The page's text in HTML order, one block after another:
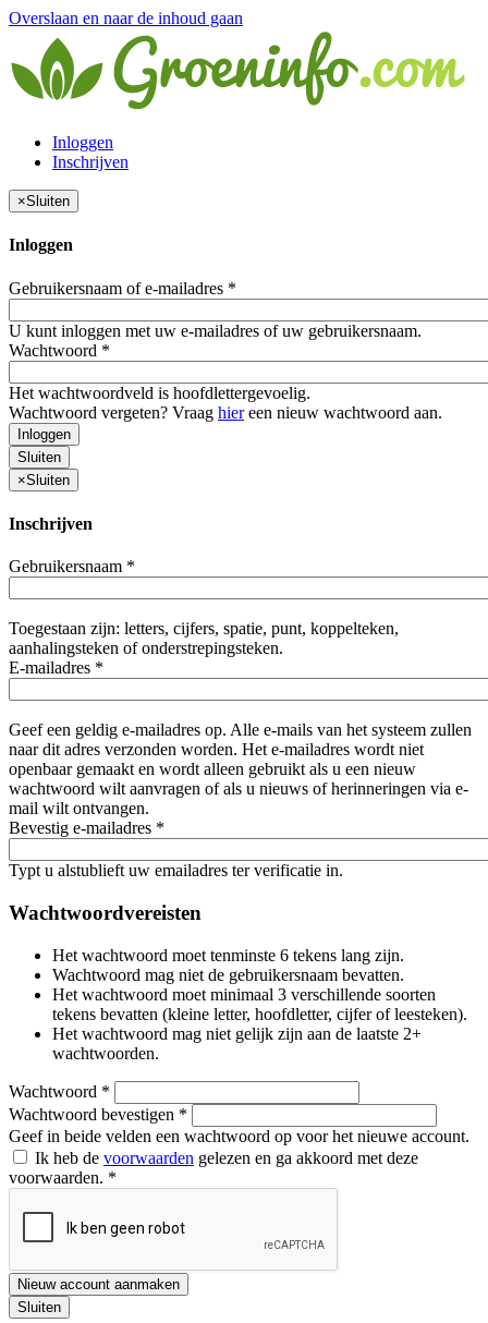
Overslaan en naar de inhoud gaan
Inloggen
Inschrijven
×Sluiten
Inloggen
Gebruikersnaam of e-mailadres *
U kunt inloggen met uw e-mailadres of uw gebruikersnaam.
Wachtwoord *
Het wachtwoordveld is hoofdlettergevoelig.
Wachtwoord vergeten? Vraag hiereen nieuw wachtwoord aan.
Inloggen
Sluiten
×Sluiten
Inschrijven
Gebruikersnaam *
Toegestaan zijn: letters, cijfers, spatie, punt, koppelteken,
aanhalingsteken of onderstrepingsteken.
E-mailadres *
Geef een geldig e-mailadres op. Alle e-mails van het systeem zullen
naar dit adres verzonden worden. Het e-mailadres wordt niet
openbaar gemaakt en wordt alleen gebruikt als u een nieuw
wachtwoord wilt aanvragen of als u nieuws of herinneringen via e-
mail wilt ontvangen.
Bevestig e-mailadres *
Typt u alstublieft uw emailadres ter verificatie in.
Wachtwoordvereisten
Het wachtwoord moet tenminste 6 tekens lang zijn.
Wachtwoord mag niet de gebruikersnaam bevatten.
Het wachtwoord moet minimaal 3 verschillende soorten
tekens bevatten (kleine letter, hoofdletter, cijfer of leesteken).
Het wachtwoord mag niet gelijk zijn aan de laatste 2+
wachtwoorden.
Wachtwoord *
Wachtwoord bevestigen *
Geef in beide velden een wachtwoord op voor het nieuwe account.
Ik heb de voorwaarden gelezen en ga akkoord met deze
voorwaarden. *
Nieuw account aanmaken
Sluiten